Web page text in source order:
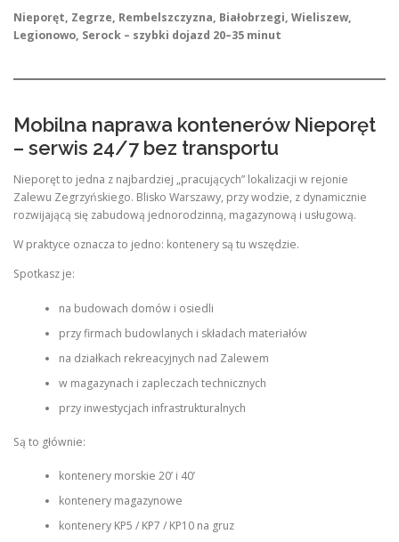
Nieporęt, Zegrze, Rembelszczyzna, Białobrzegi, Wieliszew,
Legionowo, Serock – szybki dojazd 20–35 minut
Mobilna naprawa kontenerów Nieporęt
– serwis 24/7 bez transportu
Nieporęt to jedna z najbardziej „pracujących” lokalizacji w rejonie
Zalewu Zegrzyńskiego. Blisko Warszawy, przy wodzie, z dynamicznie
rozwijającą się zabudową jednorodzinną, magazynową i usługową.
W praktyce oznacza to jedno: kontenery są tu wszędzie.
Spotkasz je:
na budowach domów i osiedli
przy firmach budowlanych i składach materiałów
na działkach rekreacyjnych nad Zalewem
w magazynach i zapleczach technicznych
przy inwestycjach infrastrukturalnych
Są to głównie:
kontenery morskie 20’ i 40’
kontenery magazynowe
kontenery KP5 / KP7 / KP10 na gruz